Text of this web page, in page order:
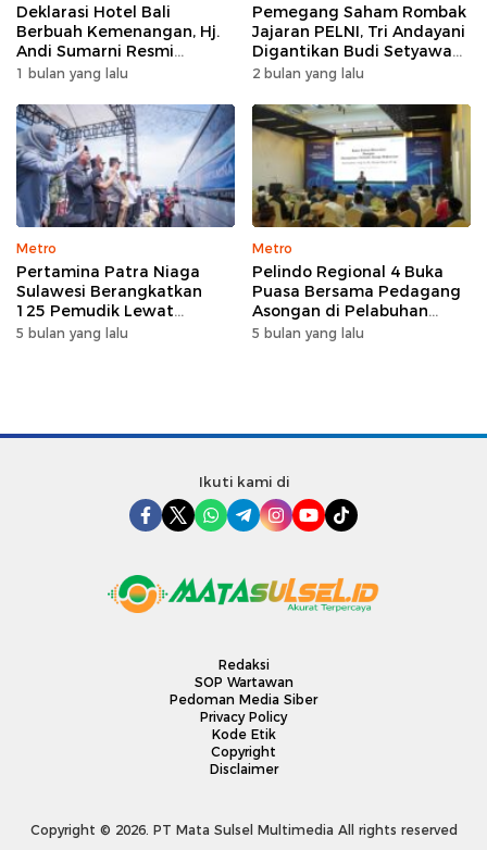
Deklarasi Hotel Bali
Berbuah Kemenangan, Hj.
Andi Sumarni Resmi
Nahkodai DPW FK PKBM
1 bulan yang lalu
Pemegang Saham Rombak
Jajaran PELNI, Tri Andayani
Digantikan Budi Setyawan
Wijaya sebagai Dirut
2 bulan yang lalu
Metro
Pertamina Patra Niaga
Sulawesi Berangkatkan
125 Pemudik Lewat
Program Mudik Gratis
5 bulan yang lalu
Metro
Pelindo Regional 4 Buka
Puasa Bersama Pedagang
Asongan di Pelabuhan
Makassar, Perkuat
5 bulan yang lalu
Ikuti kami di
Redaksi
SOP Wartawan
Pedoman Media Siber
Privacy Policy
Kode Etik
Copyright
Disclaimer
Copyright © 2026. PT Mata Sulsel Multimedia All rights reserved